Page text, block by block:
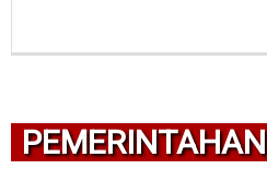
PEMERINTAHAN